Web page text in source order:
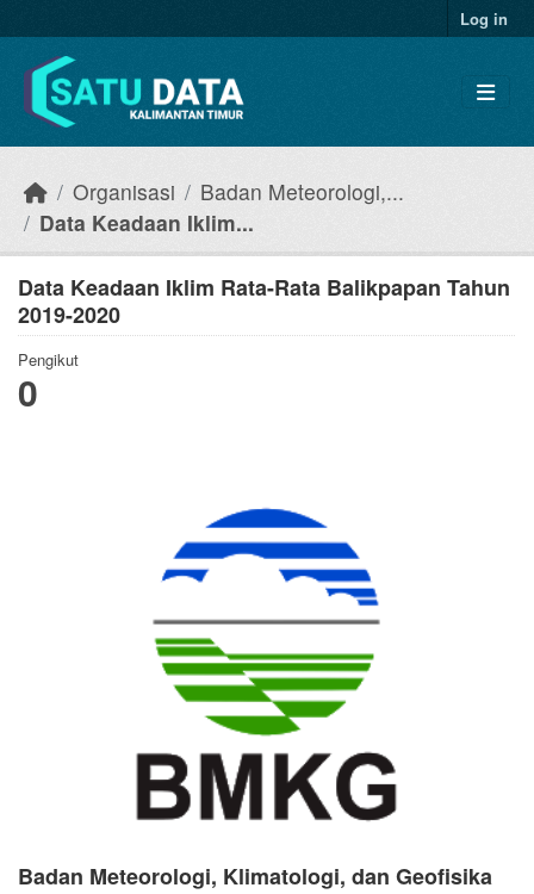
Log in
Organisasi
Badan Meteorologi,...
Data Keadaan Iklim...
Data Keadaan Iklim Rata-Rata Balikpapan Tahun
2019-2020
Pengikut
0
Badan Meteorologi, Klimatologi, dan Geofisika